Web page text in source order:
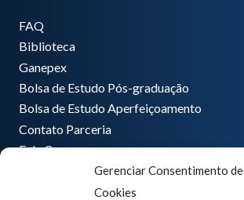
Gerenciar Consentimento de
Cookies
FAQ
Biblioteca
Ganepex
Bolsa de Estudo Pós-graduação
Bolsa de Estudo Aperfeiçoamento
Contato Parceria
Fale Conosco